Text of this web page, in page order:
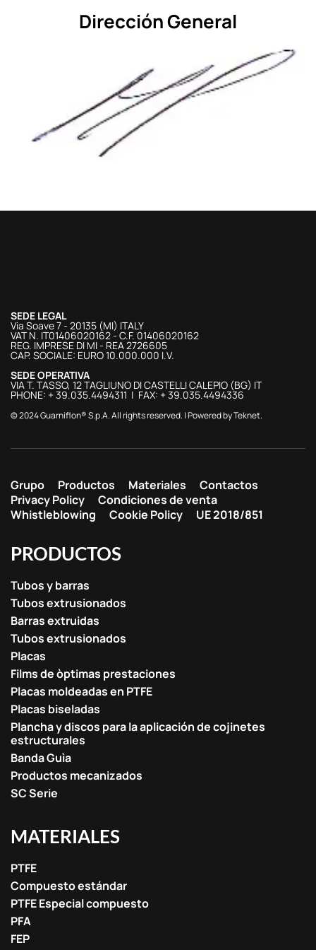
Dirección General
SEDE LEGAL
Via Soave 7 - 20135 (MI) ITALY
VAT N. IT01406020162 - C.F. 01406020162
REG. IMPRESE DI MI - REA 2726605
CAP. SOCIALE: EURO 10.000.000 I.V.
SEDE OPERATIVA
VIA T. TASSO, 12 TAGLIUNO DI CASTELLI CALEPIO (BG) IT
PHONE: + 39.035.4494311 | FAX: + 39.035.4494336
© 2024 Guarniflon® S.p.A. All rights reserved. | Powered byTeknet.
Grupo Productos Materiales
Contactos
Privacy Policy
Condiciones de venta
Whistleblowing
Cookie Policy UE 2018/851
PRODUCTOS
Tubos y barras
Tubos extrusionados
Barras extruidas
Tubos extrusionados
Placas
Films de òptimas prestaciones
Placas moldeadas en PTFE
Placas biseladas
Plancha y discos para la aplicación de cojinetes
estructurales
Banda Guìa
Productos mecanizados
SC Serie
MATERIALES
PTFE
Compuesto estándar
PTFE Especial compuesto
PFA
FEP